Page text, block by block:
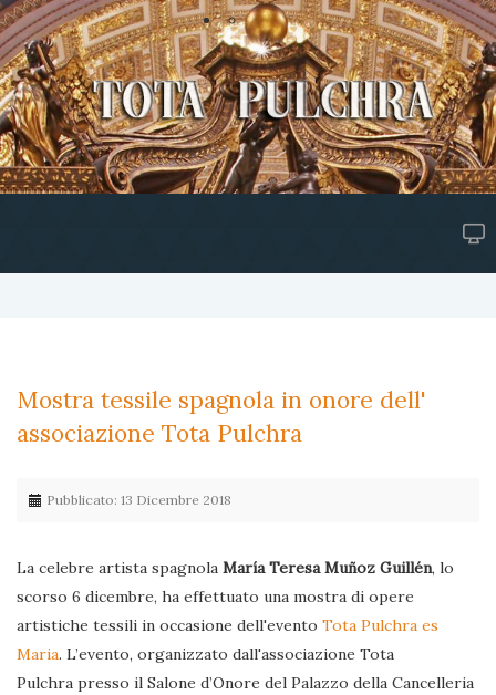
Mostra tessile spagnola in onore dell'
associazione Tota Pulchra
Pubblicato: 13 Dicembre 2018
La celebre artista spagnola María Teresa Muñoz Guillén, lo
scorso 6 dicembre, ha effettuato una mostra di opere
artistiche tessili in occasione dell'evento Tota Pulchra es
Maria. L’evento, organizzato dall'associazione Tota
Pulchra presso il Salone d’Onore del Palazzo della Cancelleria